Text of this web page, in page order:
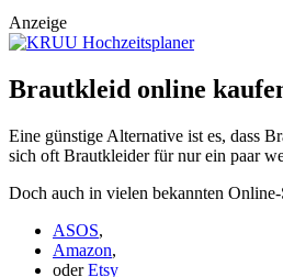
Anzeige
Brautkleid online
Eine günstige Alternative ist es, dass
sich oft Brautkleider für nur ein paar
Doch auch in vielen bekannten
ASOS,
Amazon,
oderEtsy